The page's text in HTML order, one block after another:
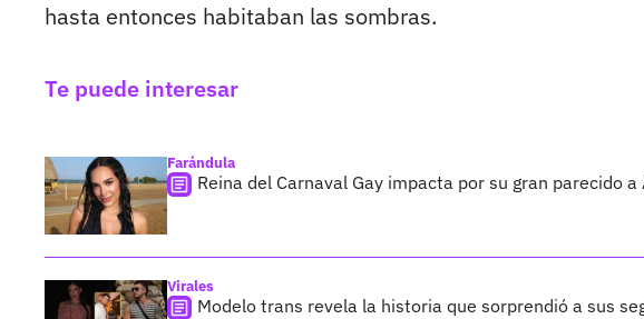
hasta entonces habitaban las sombras.
Te puede interesar
Farándula
Reina del Carnaval Gay impacta por su gran parecido
Virales
Modelo trans revela la historia que sorprendió a sus